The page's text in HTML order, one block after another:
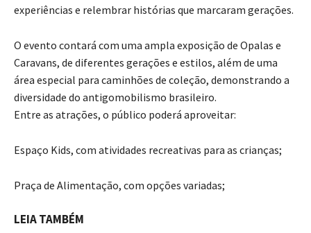
experiências e relembrar histórias que marcaram gerações.
O evento contará com uma ampla exposição de Opalas e
Caravans, de diferentes gerações e estilos, além de uma
área especial para caminhões de coleção, demonstrando a
diversidade do antigomobilismo brasileiro.
Entre as atrações, o público poderá aproveitar:
Espaço Kids, com atividades recreativas para as crianças;
Praça de Alimentação, com opções variadas;
LEIA TAMBÉM